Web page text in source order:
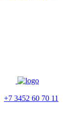
+7 3452 60 70 11